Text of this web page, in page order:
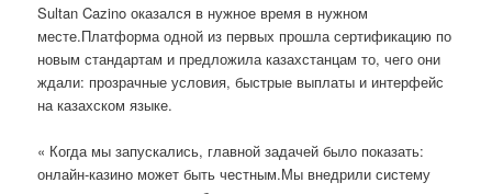
Sultan Cazino оказался в нужное время в нужном
месте.Платформа одной из первых прошла сертификацию по
новым стандартам и предложила казахстанцам то, чего они
ждали: прозрачные условия, быстрые выплаты и интерфейс
на казахском языке.
« Когда мы запускались, главной задачей было показать:
онлайн-казино может быть честным.Мы внедрили систему